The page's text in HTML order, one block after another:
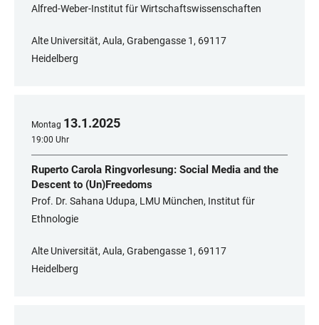
Alfred-Weber-Institut für Wirtschaftswissenschaften
Alte Universität, Aula, Grabengasse 1, 69117
Heidelberg
Montag 13.1.2025
19:00 Uhr
Ruperto Carola Ringvorlesung: Social Media and the
Descent to (Un)Freedoms
Prof. Dr. Sahana Udupa, LMU München, Institut für
Ethnologie
Alte Universität, Aula, Grabengasse 1, 69117
Heidelberg